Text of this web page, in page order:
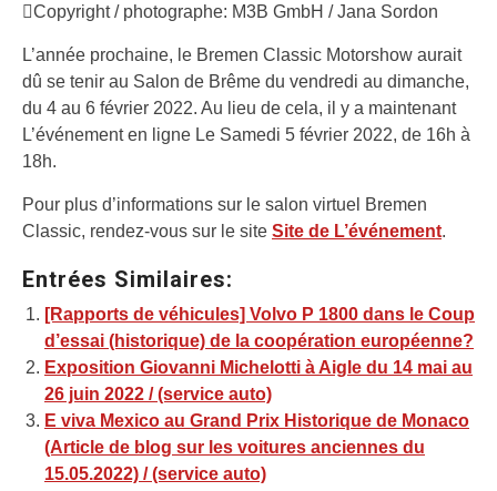
Copyright / photographe: M3B GmbH / Jana Sordon
L’année prochaine, le Bremen Classic Motorshow aurait
dû se tenir au Salon de Brême du vendredi au dimanche,
du 4 au 6 février 2022. Au lieu de cela, il y a maintenant
L’événement en ligne Le Samedi 5 février 2022, de 16h à
18h.
Pour plus d’informations sur le salon virtuel Bremen
Classic, rendez-vous sur le site Site de L’événement.
Entrées Similaires:
[Rapports de véhicules] Volvo P 1800 dans le Coup
d’essai (historique) de la coopération européenne?
Exposition Giovanni Michelotti à Aigle du 14 mai au
26 juin 2022 / (service auto)
E viva Mexico au Grand Prix Historique de Monaco
(Article de blog sur les voitures anciennes du
15.05.2022) / (service auto)